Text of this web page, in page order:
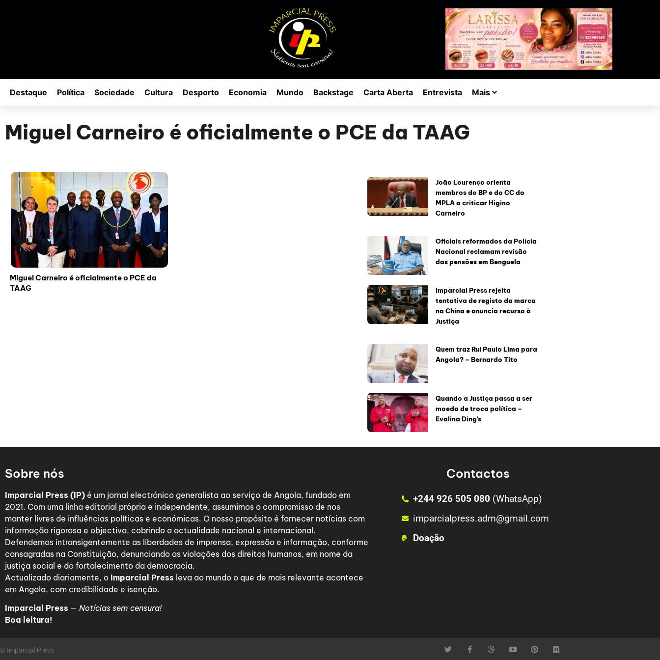
Destaque Política Sociedade Cultura Desporto Economia Mundo Backstage Carta Aberta Entrevista Mais
Miguel Carneiro é oficialmente o PCE da TAAG
Miguel Carneiro é oficialmente o PCE da
TAAG
João Lourenço orienta
membros do BP e do CC do
MPLA a criticar Higino
Carneiro
Oficiais reformados da Polícia
Nacional reclamam revisão
das pensões em Benguela
Imparcial Press rejeita
tentativa de registo da marca
na China e anuncia recurso à
Justiça
Quem traz Rui Paulo Lima para
Angola? – Bernardo Tito
Quando a Justiça passa a ser
moeda de troca política –
Evalina Ding’s
Sobre nós
Imparcial Press (IP) é um jornal electrónico generalista ao serviço de Angola, fundado em
2021. Com uma linha editorial própria e independente, assumimos o compromisso de nos
manter livres de influências políticas e económicas. O nosso propósito é fornecer notícias com
informação rigorosa e objectiva, cobrindo a actualidade nacional e internacional.
Defendemos intransigentemente as liberdades de imprensa, expressão e informação, conforme
consagradas na Constituição, denunciando as violações dos direitos humanos, em nome da
justiça social e do fortalecimento da democracia.
Actualizado diariamente, o Imparcial Press leva ao mundo o que de mais relevante acontece
em Angola, com credibilidade e isenção.
Imparcial Press — Notícias sem censura!
Boa leitura!
Contactos
+244 926 505 080 (WhatsApp)
imparcialpress.adm@gmail.com
Doação
© Imparcial Press